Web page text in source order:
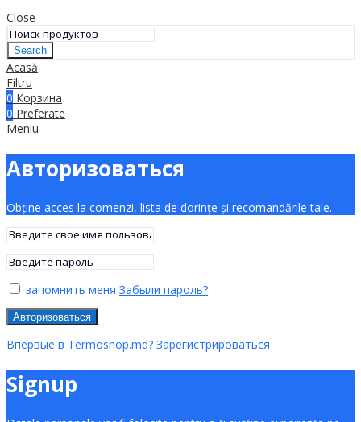
Close
Search
Acasă
Filtru
0 Корзина
0 Preferate
Meniu
Авторизоваться
Obține acces la comenzi, lista de dorințe și recomandările tale.
запомнить меня Забыли пароль?
Авторизоваться
Впервые в Termoshop.md? Зарегистрироваться
Signup